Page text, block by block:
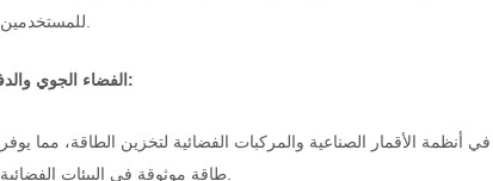
الفضاء الجوي والدفاع:
أنظمة الأقمار الصناعية والمركبات الفضائية لتخزين الطاقة، مما يوفر